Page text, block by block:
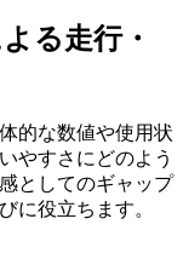
る走行・
的な数値や使用状
やすさにどのよう
としてのギャップ
に役立ちます。